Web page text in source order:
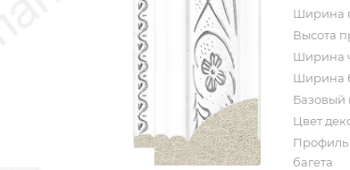
Ширина
Высота
Ширина
Ширина
Базовый
Цвет
Профиль
багета